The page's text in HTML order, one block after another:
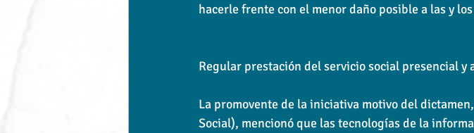
hacerle frente con el menor daño posible a las y
Regular prestación del servicio social presencial y
La promovente de la iniciativa motivo del
Social), mencionó que las tecnologías de la